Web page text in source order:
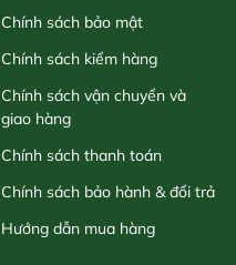
Chính sách bảo mật
Chính sách kiểm hàng
Chính sách vận chuyển và
giao hàng
Chính sách thanh toán
Chính sách bảo hành & đổi trả
Hướng dẫn mua hàng